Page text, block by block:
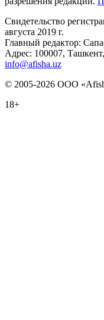
Свидетельство
августа 2019 г.
Главный редактор:
Адрес: 100007,
info@afisha.uz
© 2005-2026 ООО
18+